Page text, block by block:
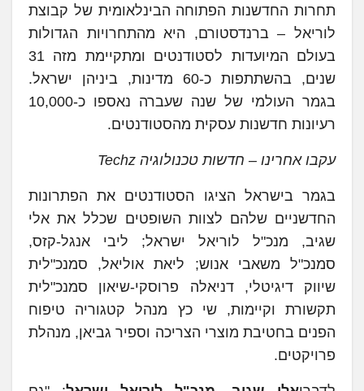
תחרות החדשנות הפתוחה הבינלאומית של קבוצת
לוריאל – ברנדסטורם, היא מהתחרויות הגדולות
בעולם המיועדות לסטודנטים ומתקיימת מזה 31
שנים, בהשתתפות כ-60 מדינות, ביניהן ישראל.
בגמר העולמי של שנה שעברה נאספו כ-10,000
רעיונות חדשנות עסקית מהסטודנטים.
עקבו אחרינו – חדשות טכנולוגיה Techz
בגמר בישראל הציגו הסטודנטים את הפתרונות
החדשניים שלהם לצוות השופטים שכלל את אלי
שגיב, מנכ"ל לוריאל ישראל; ליבי אנגל-קזס,
סמנכ"ל משאבי אנוש; ליאת אוליאל, סמנכ"לית
שיווק דיגיטלי, דניאלה פרוסקי-שיאון סמנכ"לית
תקשורת וקיימות, שי כץ מנהל קטגוריה טיפוח
הפנים בחטיבת מוצרי הצריכה וספיר גביאן, מנהלת
פרויקטים.